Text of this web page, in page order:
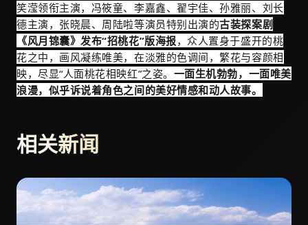
笑滢领衔主演，冯筱童、李嘉鑫、翟宇佳、孙雅丽、刘长
德主演，张晓晨、周陆啦等演员特别出演的古装探案剧
《风月锦囊》发布“招桃花”版海报，众人置身于盛开的桃
花之中，画风凝练唯美，在淡雅的色调间，繁花与容颜相
映，尽显“人面桃花相映红”之姿。 一面生机勃勃，一面唯美
浪漫，似乎诉说着角色之间的美好情感和动人故事。
相关新闻